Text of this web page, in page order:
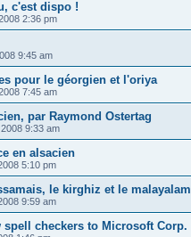
c'est dispo !
2:36 pm
9:45 am
pour le géorgien et l'oriya
7:45 am
par Raymond Ostertag
9:33 am
en alsacien
5:10 pm
le kirghiz et le malayalam
9:59 am
checkers to Microsoft Corp.